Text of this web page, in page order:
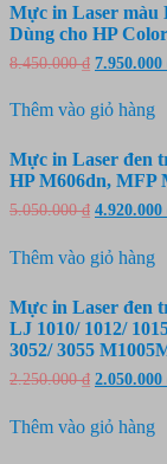
Mực in Laser màu
Dùng cho HP
8.450.000₫ Giá
là:
8.450.000
7.950.000
Thêm vào giỏ hàng
Mực in Laser đen
HP M606dn, MFP
5.050.000₫ Giá
là:
5.050.000
4.920.000
Thêm vào giỏ hàng
Mực in Laser đen
LJ 1010/ 1012/
3052/ 3055
2.250.000₫ Giá
là:
2.250.000
2.050.000
Thêm vào giỏ hàng